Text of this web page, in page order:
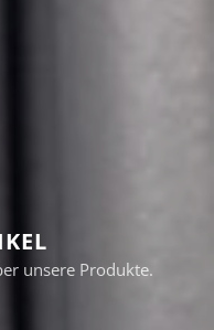
unsere Produkte.